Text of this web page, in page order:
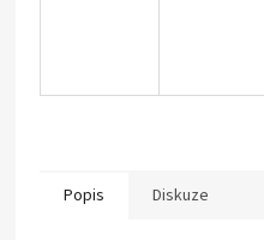
Popis Diskuze